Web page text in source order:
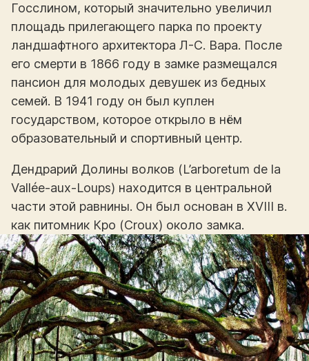
Госслином, который значительно увеличил
площадь прилегающего парка по проекту
ландшафтного архитектора Л-С. Вара. После
его смерти в 1866 году в замке размещался
пансион для молодых девушек из бедных
семей. В 1941 году он был куплен
государством, которое открыло в нём
образовательный и спортивный центр.
Дендрарий Долины волков (L’arboretum de la
Vallée-aux-Loups) находится в центральной
части этой равнины. Он был основан в XVIII в.
как питомник Кро (Croux) около замка.